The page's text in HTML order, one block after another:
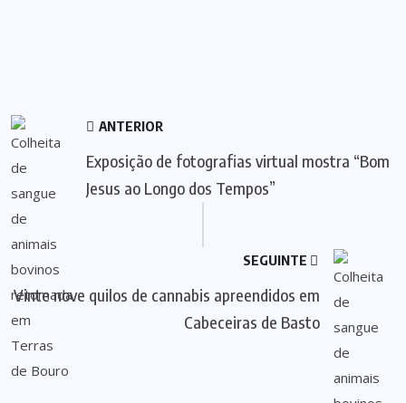
ANTERIOR
Exposição de fotografias virtual mostra “Bom
Jesus ao Longo dos Tempos”
SEGUINTE
Vinte nove quilos de cannabis apreendidos em
Cabeceiras de Basto